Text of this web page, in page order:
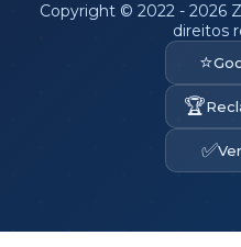
Copyright © 2022 - 2026
direitos
⭐
🏆
✅